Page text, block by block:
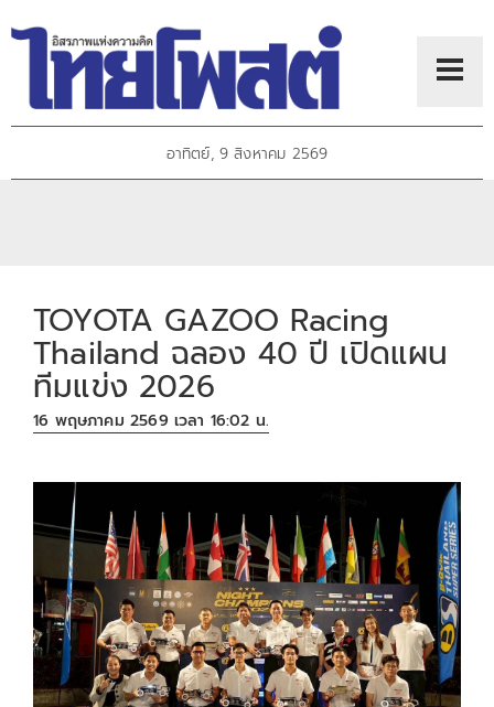
อาทิตย์, 9 สิงหาคม 2569
TOYOTA GAZOO Racing
Thailand ฉลอง 40 ปี เปิดแผน
ทีมแข่ง 2026
16 พฤษภาคม 2569 เวลา 16:02 น.